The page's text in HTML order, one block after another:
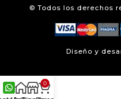
© Todos los derechos
Diseño y
0